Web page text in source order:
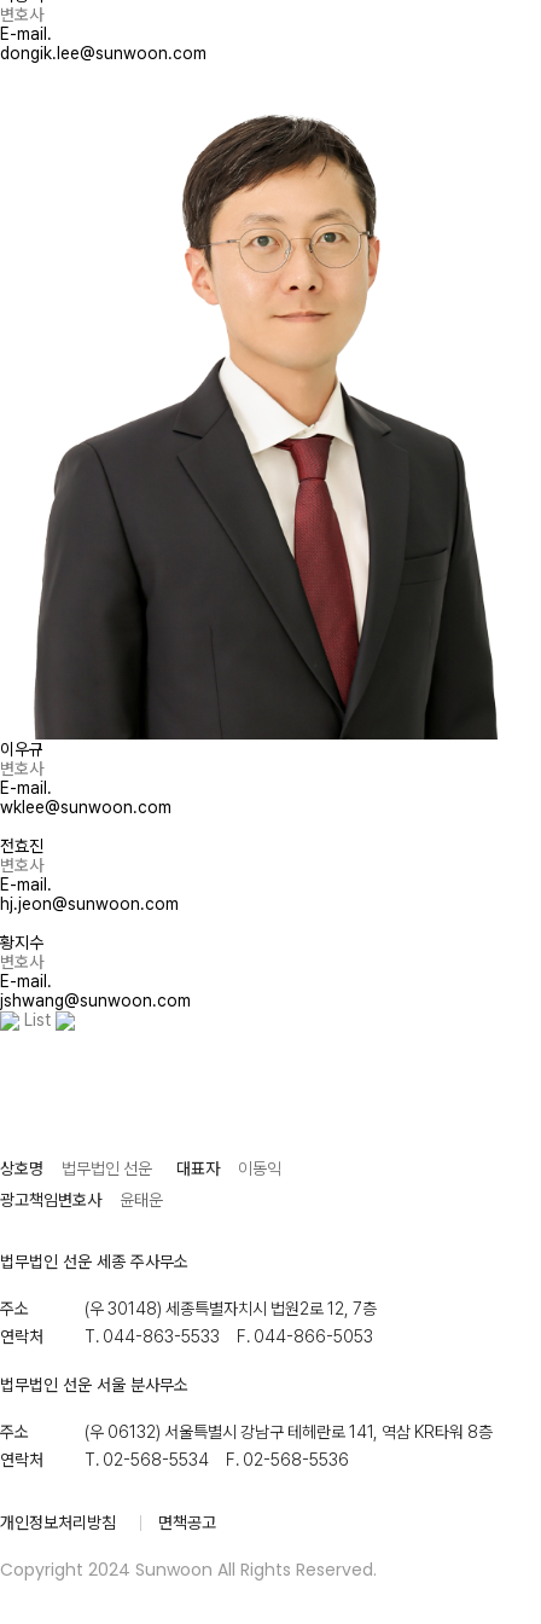
변호사
E-mail.
dongik.lee@sunwoon.com
이우규
변호사
E-mail.
wklee@sunwoon.com
전효진
변호사
E-mail.
hj.jeon@sunwoon.com
황지수
변호사
E-mail.
jshwang@sunwoon.com
List
상호명 법무법인 선운 대표자
이동익
광고책임변호사
윤태운
법무법인 선운 세종 주사무소
주소
(우 30148) 세종특별자치시 법원2로 12, 7층
연락처
T. 044-863-5533 F. 044-866-5053
법무법인 선운 서울 분사무소
주소
(우 06132) 서울특별시 강남구 테헤란로 141, 역삼 KR타워 8층
연락처
T. 02-568-5534 F. 02-568-5536
개인정보처리방침 면책공고
Copyright 2024 Sunwoon All Rights Reserved.